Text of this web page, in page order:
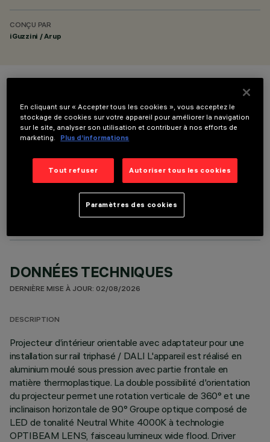
CONÇU PAR
iGuzzini / Arup
COMPOSANTS OPTIONNELS
DONNÉES TECHNIQUES
DERNIÈRE MISE À JOUR: 02/08/2026
DESCRIPTION
Projecteur d’intérieur orientable avec adaptateur pour une
installation sur rail triphasé / DALI L'appareil est réalisé en
aluminium moulé sous pression avec partie frontale en
matière thermoplastique. La double possibilité d'orientation
du projecteur permet une rotation verticale de 360° et une
inclinaison horizontale de 90° Groupe optique composé de
LED de tonalité Neutral White 4000K à technologie
OPTIBEAM LENS, faisceau lumineux wide flood. Driver
En cliquant sur « Accepter tous les cookies », vous acceptez le
stockage de cookies sur votre appareil pour améliorer la navigation
sur le site, analyser son utilisation et contribuer à nos efforts de
marketing.
Plus d’informations
Tout refuser Autoriser tous les cookies
Paramètres des cookies